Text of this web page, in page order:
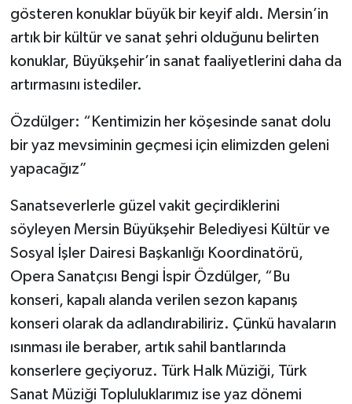
gösteren konuklar büyük bir keyif aldı. Mersin’in
artık bir kültür ve sanat şehri olduğunu belirten
konuklar, Büyükşehir’in sanat faaliyetlerini daha da
artırmasını istediler.
Özdülger: “Kentimizin her köşesinde sanat dolu
bir yaz mevsiminin geçmesi için elimizden geleni
yapacağız”
Sanatseverlerle güzel vakit geçirdiklerini
söyleyen Mersin Büyükşehir Belediyesi Kültür ve
Sosyal İşler Dairesi Başkanlığı Koordinatörü,
Opera Sanatçısı Bengi İspir Özdülger, “Bu
konseri, kapalı alanda verilen sezon kapanış
konseri olarak da adlandırabiliriz. Çünkü havaların
ısınması ile beraber, artık sahil bantlarında
konserlere geçiyoruz. Türk Halk Müziği, Türk
Sanat Müziği Topluluklarımız ise yaz dönemi